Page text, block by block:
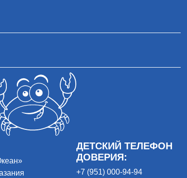
ДЕТСКИЙ ТЕЛЕФОН
ДОВЕРИЯ:
+7 (951) 000-94-94